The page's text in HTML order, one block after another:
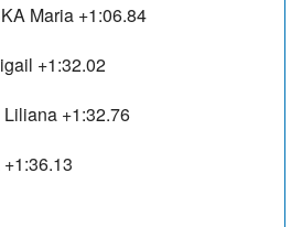
Maria +1:06.84
+1:32.02
+1:32.76